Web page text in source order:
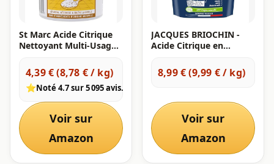
St Marc Acide Citrique
Nettoyant Multi-Usage
Naturelle - 500 g
4,39 € (8,78 € / kg)
⭐Noté 4.7 sur 5 095 avis.
Voir sur
Amazon
JACQUES BRIOCHIN -
Acide Citrique en
Naturelle
8,99 € (9,99 € / kg)
Voir sur
Amazon